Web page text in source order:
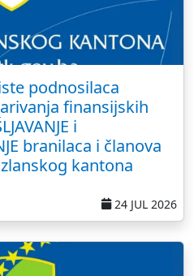
podnosilaca
finansijskih
i
branilaca i članova
kantona
24 JUL 2026